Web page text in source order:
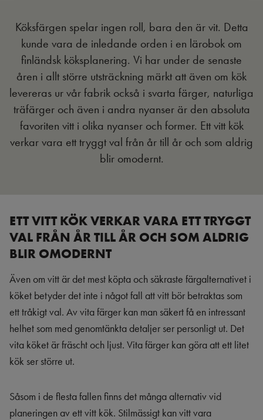
Köksfärgen spelar ingen roll, bara den är vit. Detta
kunde vara de inledande orden i en lärobok om
finländsk köksplanering. Vi har under de senaste
åren i allt större utsträckning märkt att även om kök
levereras ur vår fabrik också i svarta färger, naturliga
träfärger och även i andra nyanser är den absoluta
favoriten vitt i olika nyanser och former. Ett vitt kök
verkar vara ett tryggt val från år till år och som aldrig
blir omodernt.
ETT VITT KÖK VERKAR VARA ETT TRYGGT
VAL FRÅN ÅR TILL ÅR OCH SOM ALDRIG
BLIR OMODERNT
Även om vitt är det mest köpta och säkraste färgalternativet i
köket betyder det inte i något fall att vitt bör betraktas som
ett tråkigt val. Av vita färger kan man säkert få en intressant
helhet som med genomtänkta detaljer ser personligt ut. Det
vita köket är fräscht och ljust. Vita färger kan göra att ett litet
kök ser större ut.
Såsom i de flesta fallen finns det många alternativ vid
planeringen av ett vitt kök. Stilmässigt kan vitt vara